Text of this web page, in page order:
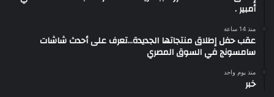
أمبير .
منذ 14 ساعة
عقب حفل إطلاق منتجاتها الجديدة…تعرف على أحدث شاشات
سامسونج في السوق المصري
منذ يوم واحد
خبر